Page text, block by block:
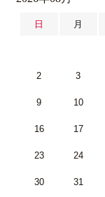
日 月
2 3
9 10
16 17
23 24
30 31